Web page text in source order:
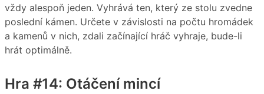
vždy alespoň jeden. Vyhrává ten, který ze stolu zvedne
poslední kámen. Určete v závislosti na počtu hromádek
a kamenů v nich, zdali začínající hráč vyhraje, bude-li
hrát optimálně.
Hra #14: Otáčení mincí